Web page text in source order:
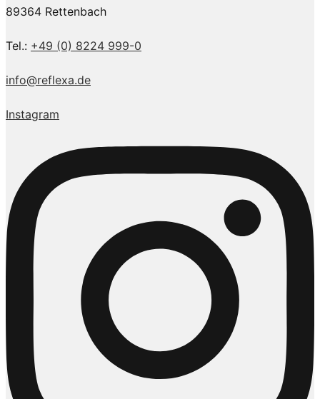
89364 Rettenbach
Tel.: +49 (0) 8224 999-0
info@reflexa.de
Instagram